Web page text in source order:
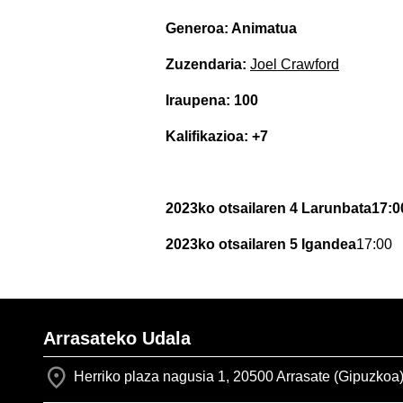
Generoa: Animatua
Zuzendaria: Joel Crawford
Iraupena: 100
Kalifikazioa: +7
2023ko otsailaren 4
2023ko otsailaren 5 Igandea17:00
Arrasateko Udala
Herriko plaza nagusia 1, 20500 Arrasate (Gipuzkoa)